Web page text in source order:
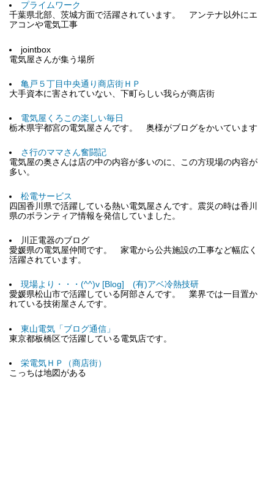
プライムワーク
千葉県北部、茨城方面で活躍されています。 アンテナ以外にエ
アコンや電気工事
jointbox
電気屋さんが集う場所
亀戸５丁目中央通り商店街ＨＰ
大手資本に害されていない、下町らしい我らが商店街
電気屋くろこの楽しい毎日
栃木県宇都宮の電気屋さんです。 奥様がブログをかいています
さ行のママさん奮闘記
電気屋の奥さんは店の中の内容が多いのに、この方現場の内容が
多い。
松電サービス
四国香川県で活躍している熱い電気屋さんです。震災の時は香川
県のボランティア情報を発信していました。
川正電器のブログ
愛媛県の電気屋仲間です。 家電から公共施設の工事など幅広く
活躍されています。
現場より・・・(^^)v [Blog] (有)アベ冷熱技研
愛媛県松山市で活躍している阿部さんです。 業界では一目置か
れている技術屋さんです。
東山電気「ブログ通信」
東京都板橋区で活躍している電気店です。
栄電気ＨＰ（商店街）
こっちは地図がある